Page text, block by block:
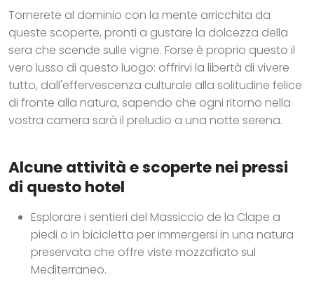
Tornerete al dominio con la mente arricchita da
queste scoperte, pronti a gustare la dolcezza della
sera che scende sulle vigne. Forse è proprio questo il
vero lusso di questo luogo: offrirvi la libertà di vivere
tutto, dall'effervescenza culturale alla solitudine felice
di fronte alla natura, sapendo che ogni ritorno nella
vostra camera sarà il preludio a una notte serena.
Alcune attività e scoperte nei pressi
di questo hotel
Esplorare i sentieri del Massiccio de la Clape a
piedi o in bicicletta per immergersi in una natura
preservata che offre viste mozzafiato sul
Mediterraneo.